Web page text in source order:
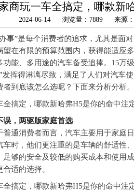
商玩一车全搞定，哪款新
2024-06-14 浏览量：7889 来源
事”是每个消费者的追求，尤其是面
望在有限的预算范围内，获得能适应
功能、多用途的汽车备受追捧。15万
发挥得淋漓尽致，满足了人们对汽车
者到底该怎么选呢？下面来分析分析。
， 两驱版家庭首选
普通消费者而言，汽车主要用于家庭
车时，他们更注重的是车辆的舒适性
足够的安全及较低的购买成本和使用
适的选择。